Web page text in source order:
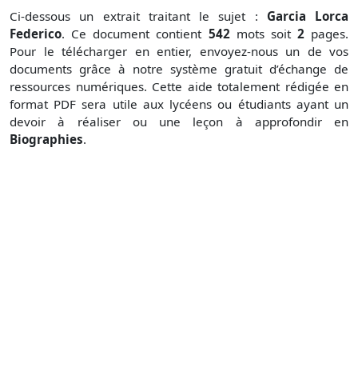
Ci-dessous un extrait traitant le sujet : Garcia Lorca
Federico. Ce document contient 542mots soit 2pages.
Pour le télécharger en entier, envoyez-nous un de vos
documents grâce à notre système gratuit d’échange de
ressources numériques. Cette aide totalement rédigée en
format PDF sera utile aux lycéens ou étudiants ayant un
devoir à réaliser ou une leçon à approfondir en
Biographies.